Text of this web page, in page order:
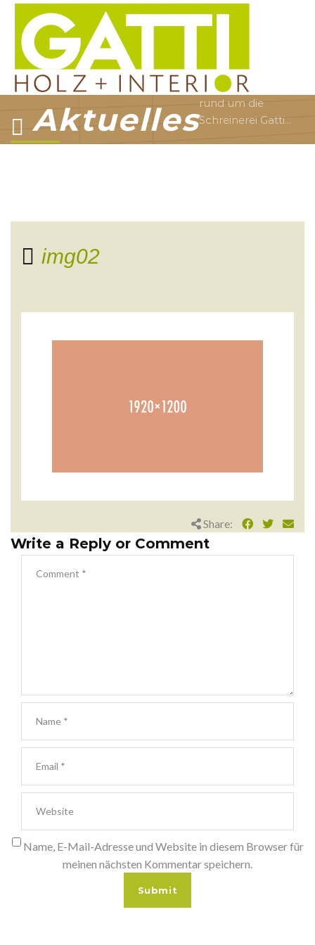
Aktuellesrund um die
Schreinerei Gatti...
img02
Share:
Write a Reply or Comment
Name, E-Mail-Adresse und Website in diesem Browser für
meinen nächsten Kommentar speichern.